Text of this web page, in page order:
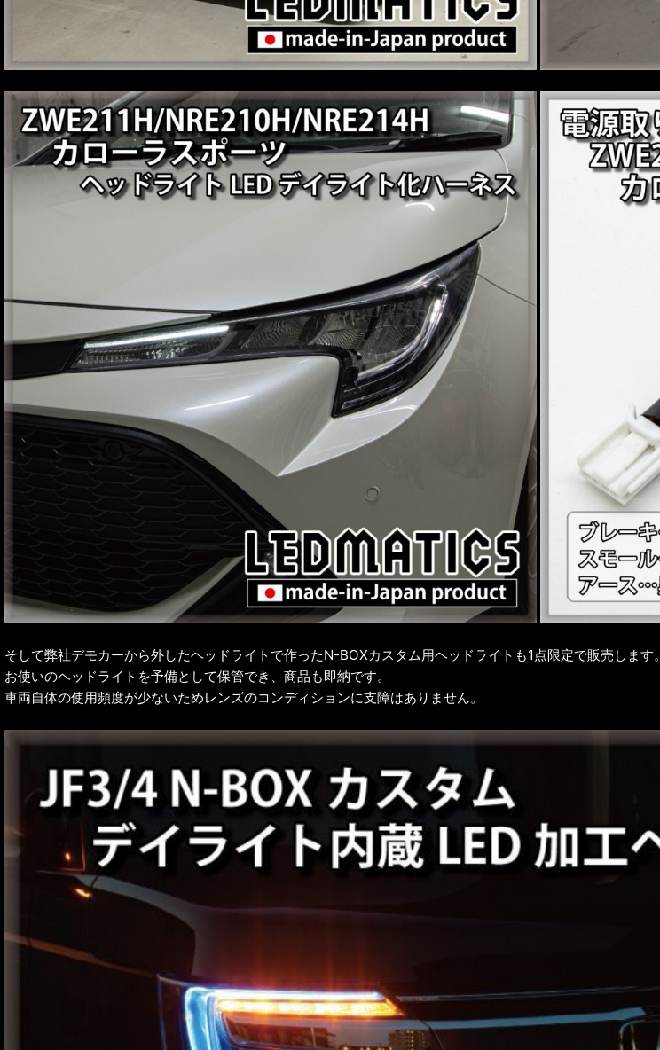
そして弊社デモカーから外したヘッドライトで作ったN-BOXカスタム用ヘッドライトも1点限定で販売します。
お使いのヘッドライトを予備として保管でき、商品も即納です。
車両自体の使用頻度が少ないためレンズのコンディションに支障はありません。